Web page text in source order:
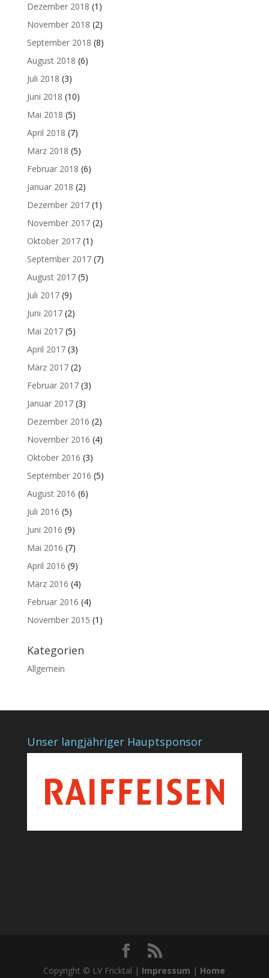
Dezember 2018 (1)
November 2018 (2)
September 2018 (8)
August 2018 (6)
Juli 2018 (3)
Juni 2018 (10)
Mai 2018 (5)
April 2018 (7)
März 2018 (5)
Februar 2018 (6)
Januar 2018 (2)
Dezember 2017(1)
November 2017(2)
Oktober 2017(1)
September 2017(7)
August 2017(5)
Juli 2017(9)
Juni 2017(2)
Mai 2017(5)
April 2017(3)
März 2017(2)
Februar 2017(3)
Januar 2017(3)
Dezember 2016 (2)
November 2016 (4)
Oktober 2016 (3)
September 2016 (5)
August 2016 (6)
Juli 2016 (5)
Juni 2016 (9)
Mai 2016 (7)
April 2016 (9)
März 2016 (4)
Februar 2016 (4)
November 2015 (1)
Kategorien
Allgemein
Unser langjähriger Hauptsponsor
Copyright © LV Fricktal | Impressum | Home